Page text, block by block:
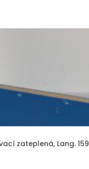
zateplená, Lang. 159